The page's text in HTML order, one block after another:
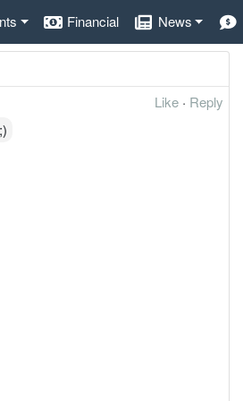
Financial News
Like · Reply